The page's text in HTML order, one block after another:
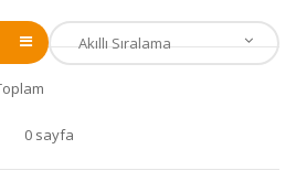
0 sayfa